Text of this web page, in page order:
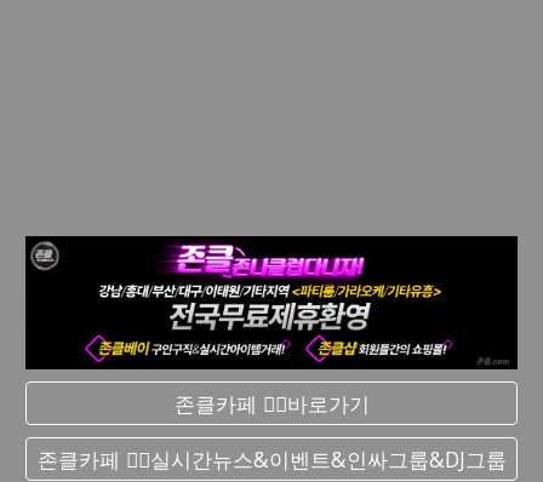
존클카페 ❤️‍🔥바로가기
존클카페 ❤️‍🔥실시간 뉴스&이벤트&인싸그룹&DJ그룹